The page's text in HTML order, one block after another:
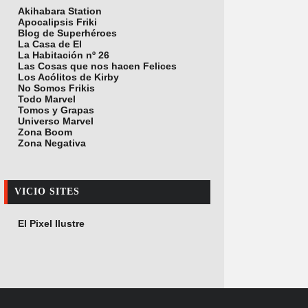
Akihabara Station
Apocalipsis Friki
Blog de Superhéroes
La Casa de El
La Habitación nº 26
Las Cosas que nos hacen Felices
Los Acólitos de Kirby
No Somos Frikis
Todo Marvel
Tomos y Grapas
Universo Marvel
Zona Boom
Zona Negativa
VICIO SITES
El Pixel Ilustre